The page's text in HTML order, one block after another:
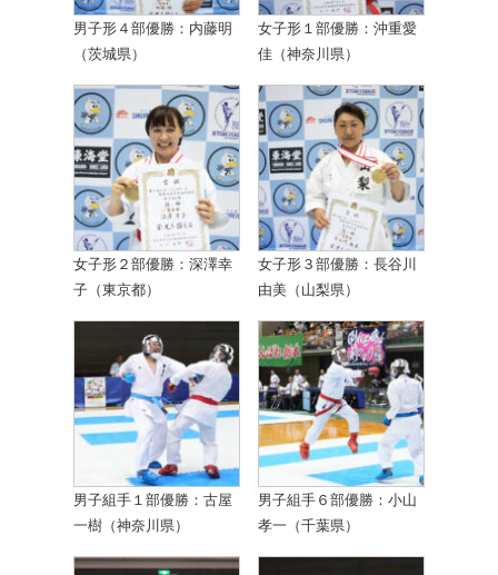
男子形４部優勝：内藤明
（茨城県）
女子形１部優勝：沖重愛
佳（神奈川県）
女子形２部優勝：深澤幸
子（東京都）
女子形３部優勝：長谷川
由美（山梨県）
男子組手１部優勝：古屋
一樹（神奈川県）
男子組手６部優勝：小山
孝一（千葉県）